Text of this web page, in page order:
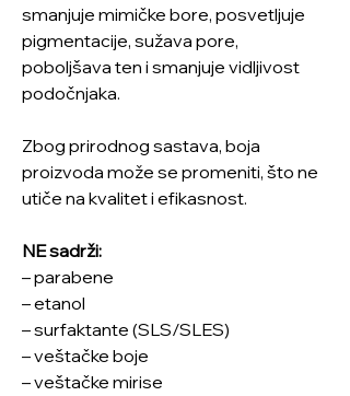
smanjuje mimičke bore, posvetljuje
pigmentacije, sužava pore,
poboljšava ten i smanjuje vidljivost
podočnjaka.
Zbog prirodnog sastava, boja
proizvoda može se promeniti, što ne
utiče na kvalitet i efikasnost.
NE sadrži:
– parabene
– etanol
– surfaktante (SLS/SLES)
– veštačke boje
– veštačke mirise